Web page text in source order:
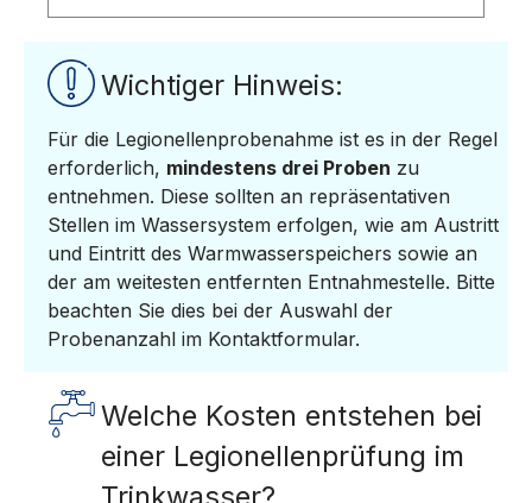
Wichtiger Hinweis:
Für die Legionellenprobenahme ist es in der Regel
erforderlich, mindestens drei Proben zu
entnehmen. Diese sollten an repräsentativen
Stellen im Wassersystem erfolgen, wie am Austritt
und Eintritt des Warmwasserspeichers sowie an
der am weitesten entfernten Entnahmestelle. Bitte
beachten Sie dies bei der Auswahl der
Probenanzahl im Kontaktformular.
Welche Kosten entstehen bei
einer Legionellenprüfung im